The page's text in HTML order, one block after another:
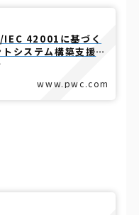
www.pwc.com
42001に基づく
システム構築支援サ